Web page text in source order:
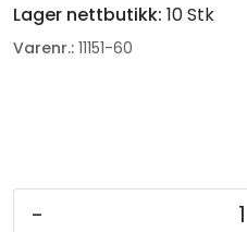
Lager nettbutikk: 10 Stk
Varenr.: 11151-60
-